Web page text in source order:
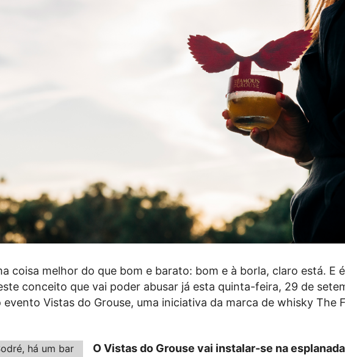
coisa melhor do que bom e barato: bom e à borla, claro está. E é
conceito que vai poder abusar já esta quinta-feira, 29 de
evento Vistas do Grouse, uma iniciativa da marca de whisky The
O Vistas do Grouse vai instalar-se na